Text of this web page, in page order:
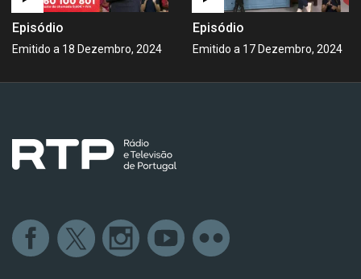
Episódio
Emitido a 18 Dezembro, 2024
Episódio
Emitido a 17 Dezembro, 2024